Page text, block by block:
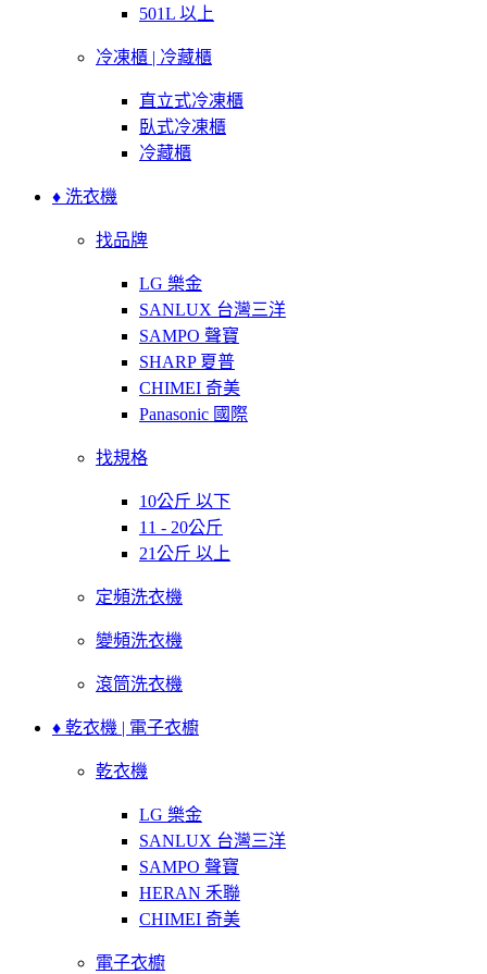
501L 以上
冷凍櫃 | 冷藏櫃
直立式冷凍櫃
臥式冷凍櫃
冷藏櫃
♦ 洗衣機
找品牌
LG 樂金
SANLUX 台灣三洋
SAMPO 聲寶
SHARP 夏普
CHIMEI 奇美
Panasonic 國際
找規格
10公斤 以下
11 - 20公斤
21公斤 以上
定頻洗衣機
變頻洗衣機
滾筒洗衣機
♦ 乾衣機 | 電子衣櫥
乾衣機
LG 樂金
SANLUX 台灣三洋
SAMPO 聲寶
HERAN 禾聯
CHIMEI 奇美
電子衣櫥